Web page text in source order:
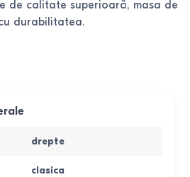
de calitate superioară, masa de
durabilitatea.
drepte
clasica